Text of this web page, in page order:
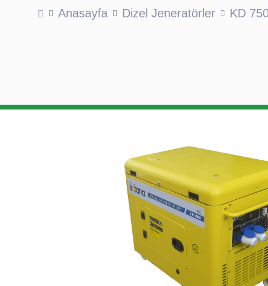
Anasayfa Dizel Jeneratörler KD